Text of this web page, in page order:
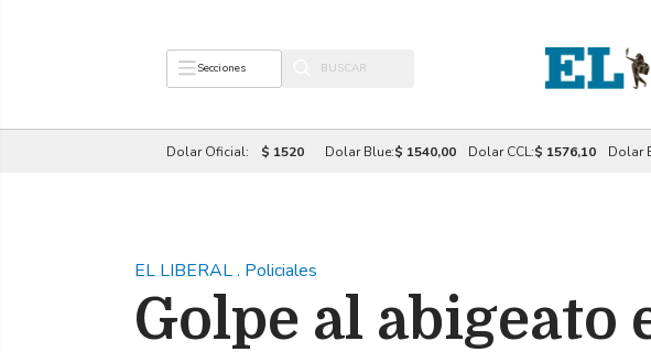
Secciones
Dolar Oficial: $ 1520 Dolar Blue:$ 1540,00 Dolar CCL:$ 1576,10 Dolar
EL LIBERAL. Policiales
Golpe al abigeato